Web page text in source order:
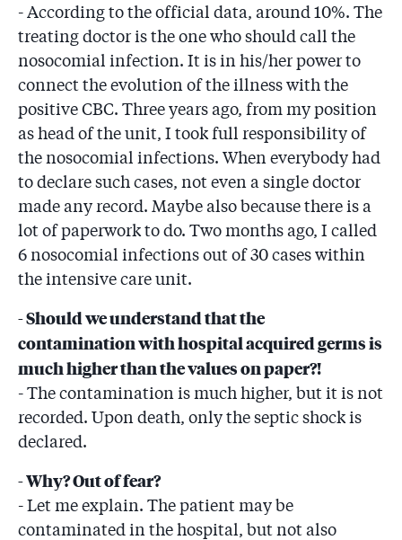
- According to the official data, around 10%. The
treating doctor is the one who should call the
nosocomial infection. It is in his/her power to
connect the evolution of the illness with the
positive CBC. Three years ago, from my position
as head of the unit, I took full responsibility of
the nosocomial infections. When everybody had
to declare such cases, not even a single doctor
made any record. Maybe also because there is a
lot of paperwork to do. Two months ago, I called
6 nosocomial infections out of 30 cases within
the intensive care unit.
- Should we understand that the
contamination with hospital acquired germs is
much higher than the values on paper?!
- The contamination is much higher, but it is not
recorded. Upon death, only the septic shock is
declared.
- Why? Out of fear?
- Let me explain. The patient may be
contaminated in the hospital, but not also